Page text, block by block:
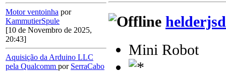
Motor ventoinha por
KammutierSpule
[10 de Novembro de 2025,
20:43]
Aquisição da Arduino LLC
pela Qualcomm por SerraCabo
helderjsd
Mini Robot